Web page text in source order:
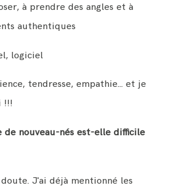
à prendre des angles et à
authentiques
logiciel
tendresse, empathie... et je
!!!
de nouveau-nés est-elle difficile
J'ai déjà mentionné les